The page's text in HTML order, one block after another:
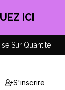
ICI
Sur Quantité
S'inscrire